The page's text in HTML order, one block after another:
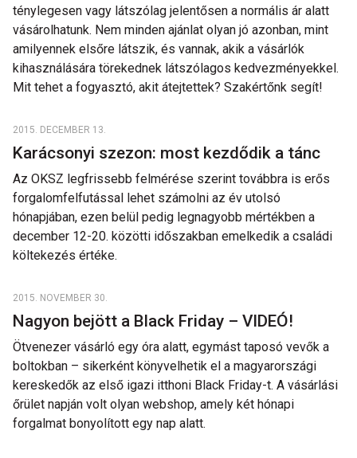
ténylegesen vagy látszólag jelentősen a normális ár alatt
vásárolhatunk. Nem minden ajánlat olyan jó azonban, mint
amilyennek elsőre látszik, és vannak, akik a vásárlók
kihasználására törekednek látszólagos kedvezményekkel.
Mit tehet a fogyasztó, akit átejtettek? Szakértőnk segít!
2015. DECEMBER 13.
Karácsonyi szezon: most kezdődik a tánc
Az OKSZ legfrissebb felmérése szerint továbbra is erős
forgalomfelfutással lehet számolni az év utolsó
hónapjában, ezen belül pedig legnagyobb mértékben a
december 12-20. közötti időszakban emelkedik a családi
költekezés értéke.
2015. NOVEMBER 30.
Nagyon bejött a Black Friday – VIDEÓ!
Ötvenezer vásárló egy óra alatt, egymást taposó vevők a
boltokban – sikerként könyvelhetik el a magyarországi
kereskedők az első igazi itthoni Black Friday-t. A vásárlási
őrület napján volt olyan webshop, amely két hónapi
forgalmat bonyolított egy nap alatt.